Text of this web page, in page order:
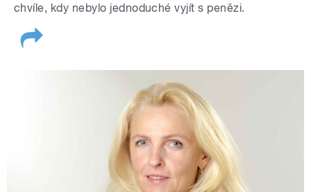
chvíle, kdy nebylo jednoduché vyjít s penězi.